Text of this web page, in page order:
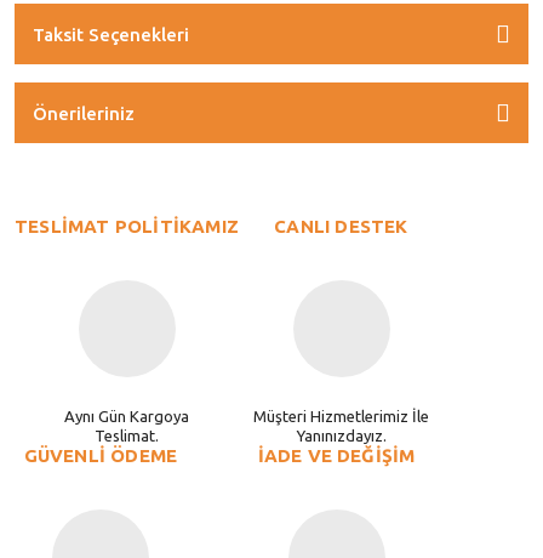
Taksit Seçenekleri
Önerileriniz
TESLİMAT POLİTİKAMIZ
Aynı Gün Kargoya
Teslimat.
CANLI DESTEK
Müşteri Hizmetlerimiz İle
Yanınızdayız.
GÜVENLİ ÖDEME İADE VE DEĞİŞİM